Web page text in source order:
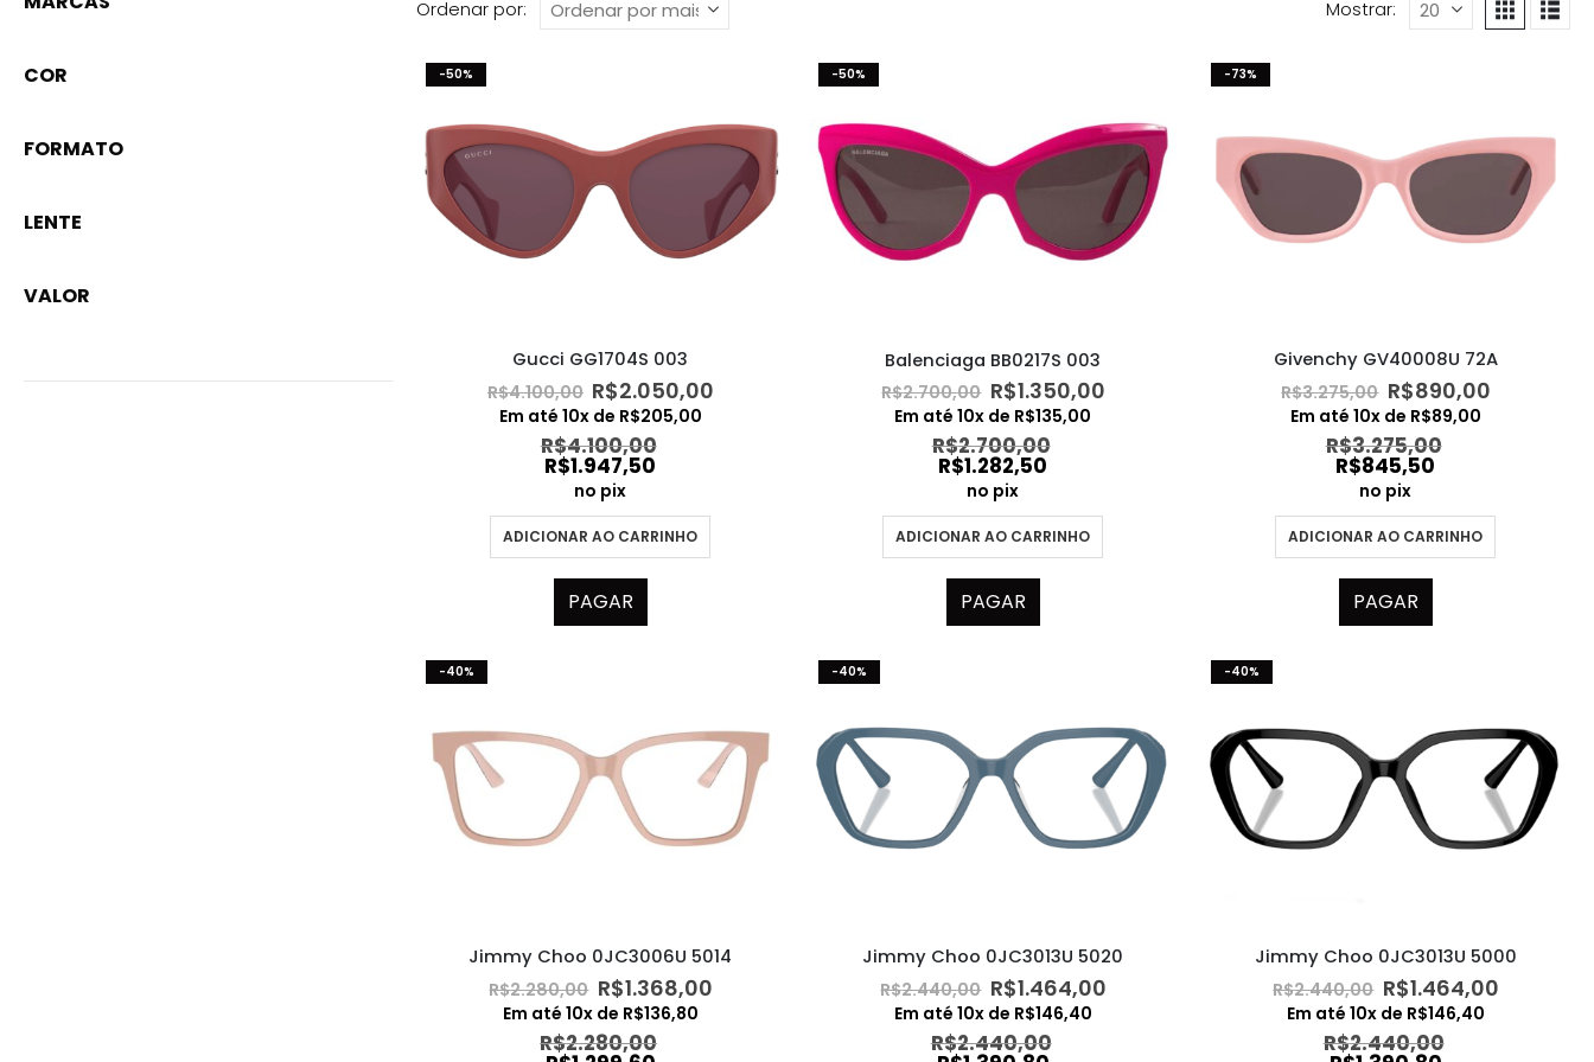
Ordenar por: Mostrar:
-50%
Gucci GG1704S 003
R$4.100,00 O
preço
original
era:
R$4.100,00.
R$2.050,00
Em até 10x de R$205,00
R$4.100,00
R$1.947,50
no pix
ADICIONAR AO CARRINHO
PAGAR
-50%
Balenciaga BB0217S 003
R$2.700,00 O
preço
original
era:
R$2.700,00.
R$1.350,00O
Em até10x de R$135,00
R$2.700,00
R$1.282,50
no pix
ADICIONAR AO CARRINHO
PAGAR
-73%
Givenchy GV40008U 72A
R$3.275,00 O
preço
original
era:
R$3.275,00.
R$890,00O
Em até 10x de R$89,00
R$3.275,00
R$845,50
no pix
ADICIONAR AO CARRINHO
PAGAR
-40%
Jimmy Choo 0JC3006U 5014
R$2.280,00 O
preço
original
era:
R$1.368,00O
Em até 10x de R$136,80
R$2.280,00
-40%
Jimmy Choo 0JC3013U 5020
R$2.440,00 O
preço
original
era:
R$1.464,00O
Em até 10x de R$146,40
R$2.440,00
-40%
Jimmy Choo 0JC3013U 5000
R$2.440,00 O
preço
original
era:
R$1.464,00O
Em até 10x de R$146,40
R$2.440,00
COR
FORMATO
LENTE
VALOR